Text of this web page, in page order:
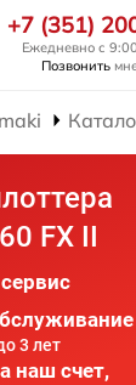
+7 (351)
Ежедневно с
Позвонить
FX II
3 лет
наш счет,